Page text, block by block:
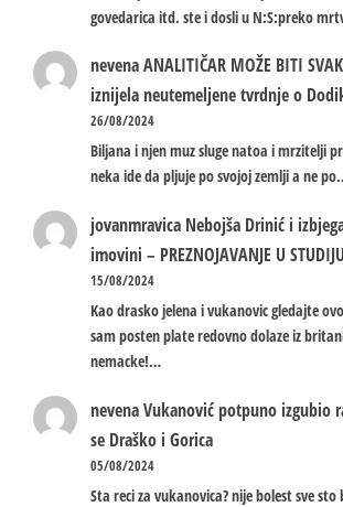
govedarica itd. ste i dosli u N:S:preko
nevenaANALITIČAR MOŽE BITI
iznijela neutemeljene tvrdnje o
26/08/2024
Biljana i njen muz sluge natoa i mrzitelji
neka ide da pljuje po svojoj zemlji a ne
jovanmravica Nebojša Drinić i
imovini – PREZNOJAVANJE U STUDIJU
15/08/2024
Kao drasko jelena i vukanovic gledajte
sam posten plate redovno dolaze iz
nemacke!…
nevenaVukanović potpuno izgubio
se Draško i Gorica
05/08/2024
Sta reci za vukanovica? nije bolest sve sto